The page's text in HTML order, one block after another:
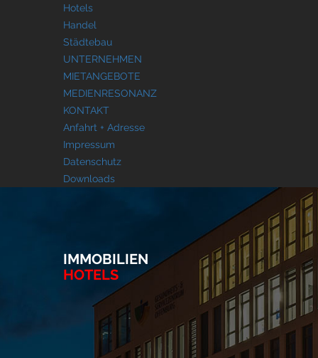
Hotels
Handel
Städtebau
UNTERNEHMEN
MIETANGEBOTE
MEDIENRESONANZ
KONTAKT
Anfahrt + Adresse
Impressum
Datenschutz
Downloads
IMMOBILIEN
HOTELS